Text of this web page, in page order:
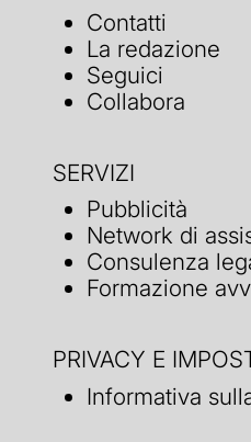
Contatti
La redazione
Seguici
Collabora
SERVIZI
Pubblicità
Network di
Consulenza
Formazione
PRIVACY E
Informativa